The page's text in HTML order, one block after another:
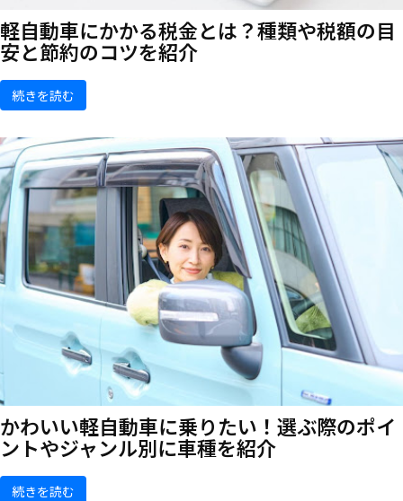
軽自動車にかかる税金とは？種類や税額の目
安と節約のコツを紹介
続きを読む
かわいい軽自動車に乗りたい！選ぶ際のポイ
ントやジャンル別に車種を紹介
続きを読む